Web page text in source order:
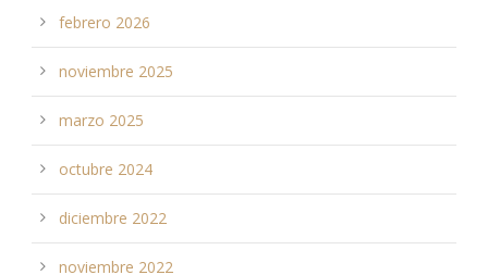
febrero 2026
noviembre 2025
marzo 2025
octubre 2024
diciembre 2022
noviembre 2022